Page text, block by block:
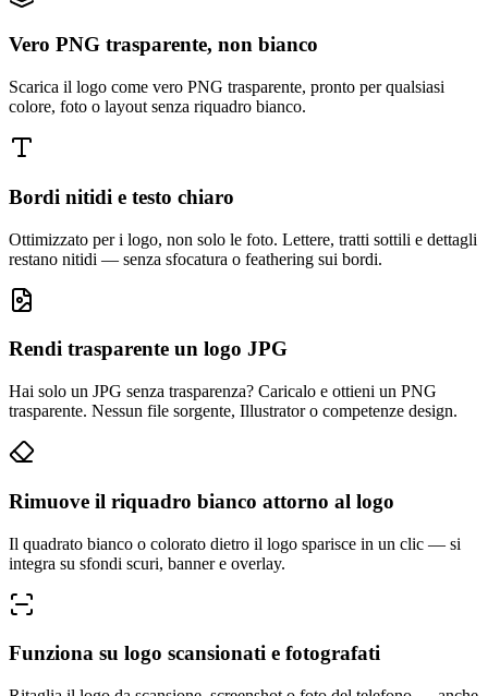
Vero PNG trasparente, non bianco
Scarica il logo come vero PNG trasparente, pronto per qualsiasi
colore, foto o layout senza riquadro bianco.
Bordi nitidi e testo chiaro
Ottimizzato per i logo, non solo le foto. Lettere, tratti sottili e dettagli
restano nitidi — senza sfocatura o feathering sui bordi.
Rendi trasparente un logo JPG
Hai solo un JPG senza trasparenza? Caricalo e ottieni un PNG
trasparente. Nessun file sorgente, Illustrator o competenze design.
Rimuove il riquadro bianco attorno al logo
Il quadrato bianco o colorato dietro il logo sparisce in un clic — si
integra su sfondi scuri, banner e overlay.
Funziona su logo scansionati e fotografati